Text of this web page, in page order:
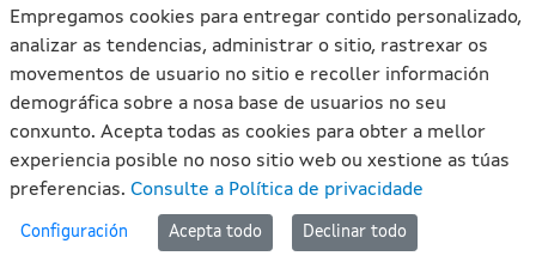
Xunta de Galicia. Información mantida e publicada na internet
pola Xunta de Galicia
Atención á cidadanía
Accesibilidade
Empregamos cookies para entregar contido personalizado,
analizar as tendencias, administrar o sitio, rastrexar os
movementos de usuario no sitio e recoller información
demográfica sobre a nosa base de usuarios no seu
conxunto. Acepta todas as cookies para obter a mellor
experiencia posible no noso sitio web ou xestione as túas
preferencias. Consulte a Política de privacidade
Configuración Acepta todo Declinar todo